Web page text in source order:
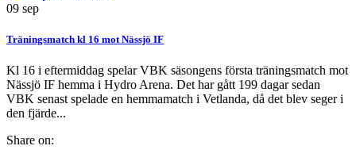
09 sep
Träningsmatch kl 16 mot Nässjö IF
Kl 16 i eftermiddag spelar VBK säsongens första träningsmatch mot
Nässjö IF hemma i Hydro Arena. Det har gått 199 dagar sedan
VBK senast spelade en hemmamatch i Vetlanda, då det blev seger i
den fjärde...
Share on: